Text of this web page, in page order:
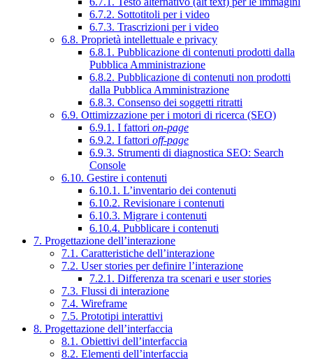
6.7.2. Sottotitoli per i video
6.7.3. Trascrizioni per i video
6.8. Proprietà intellettuale e privacy
6.8.1. Pubblicazione di contenuti prodotti dalla
Pubblica Amministrazione
6.8.2. Pubblicazione di contenuti non prodotti
dalla Pubblica Amministrazione
6.8.3. Consenso dei soggetti ritratti
6.9. Ottimizzazione per i motori di ricerca (SEO)
6.9.1. I fattori on-page
6.9.2. I fattori off-page
6.9.3. Strumenti di diagnostica SEO: Search
Console
6.10. Gestire i contenuti
6.10.1. L’inventario dei contenuti
6.10.2. Revisionare i contenuti
6.10.3. Migrare i contenuti
6.10.4. Pubblicare i contenuti
7. Progettazione dell’interazione
7.1. Caratteristiche dell’interazione
7.2. User stories per definire l’interazione
7.2.1. Differenza tra scenari e user stories
7.3. Flussi di interazione
7.4. Wireframe
7.5. Prototipi interattivi
8. Progettazione dell’interfaccia
8.1. Obiettivi dell’interfaccia
8.2. Elementi dell’interfaccia